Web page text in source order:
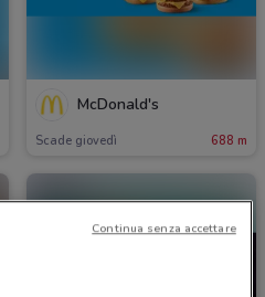
McDonald's
Scade giovedì 688 m
Continua senza accettare